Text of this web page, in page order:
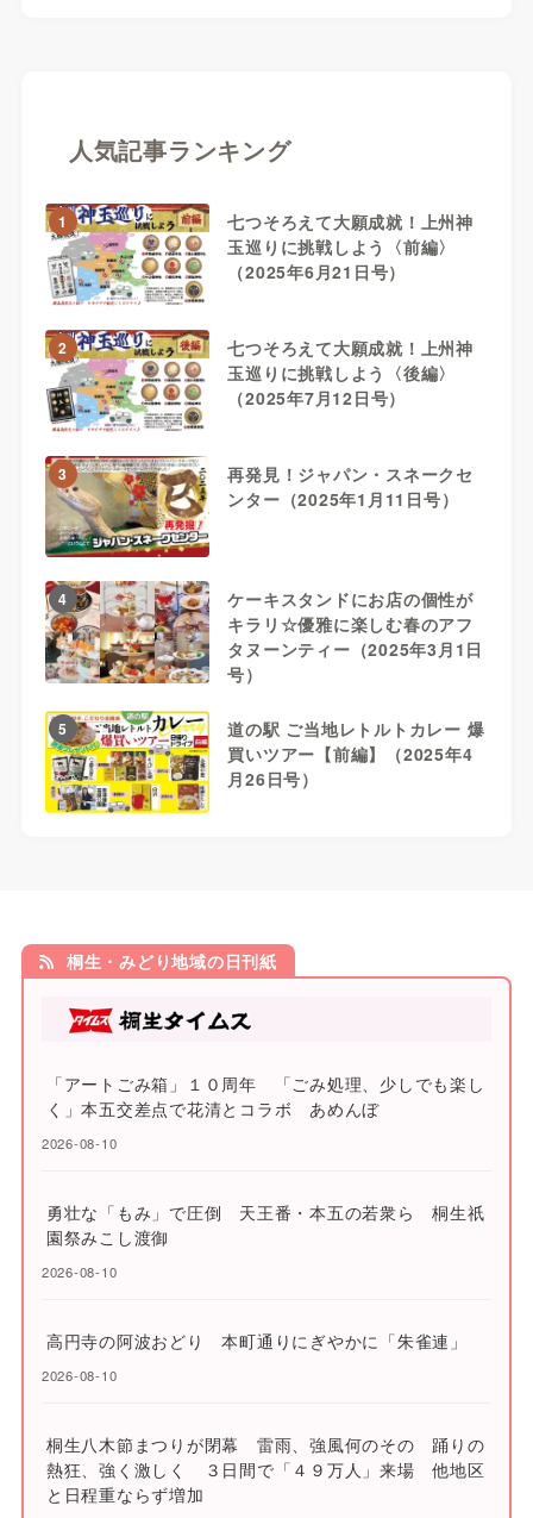
人気記事ランキング
1
七つそろえて大願成就！上州神
玉巡りに挑戦しよう〈前編〉
（2025年6月21日号）
2
七つそろえて大願成就！上州神
玉巡りに挑戦しよう〈後編〉
（2025年7月12日号）
3
再発見！ジャパン・スネークセ
ンター（2025年1月11日号）
4
ケーキスタンドにお店の個性が
キラリ☆優雅に楽しむ春のアフ
タヌーンティー（2025年3月1日
号）
5
道の駅 ご当地レトルトカレー 爆
買いツアー【前編】（2025年4
月26日号）
桐生・みどり地域の日刊紙
「アートごみ箱」１０周年 「ごみ処理、少しでも楽し
く」本五交差点で花清とコラボ あめんぼ
2026-08-10
勇壮な「もみ」で圧倒 天王番・本五の若衆ら 桐生祇
園祭みこし渡御
2026-08-10
高円寺の阿波おどり 本町通りにぎやかに「朱雀連」
2026-08-10
桐生八木節まつりが閉幕 雷雨、強風何のその 踊りの
熱狂、強く激しく ３日間で「４９万人」来場 他地区
と日程重ならず増加